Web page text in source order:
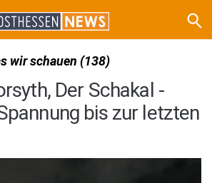
wir schauen (138)
Der Schakal -
bis zur letzten